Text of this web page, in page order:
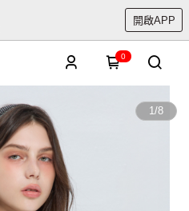
開啟APP
0
1/8